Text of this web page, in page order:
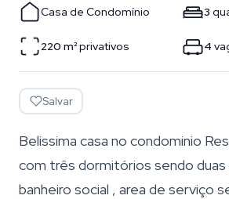
Casa de Condomínio 3
220 m²privativos 4
Salvar
Belissima casa no condominio
com três dormitórios sendo duas
banheiro social , area de serviço